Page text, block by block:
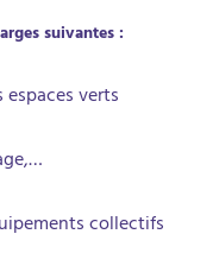
suivantes :
verts
collectifs